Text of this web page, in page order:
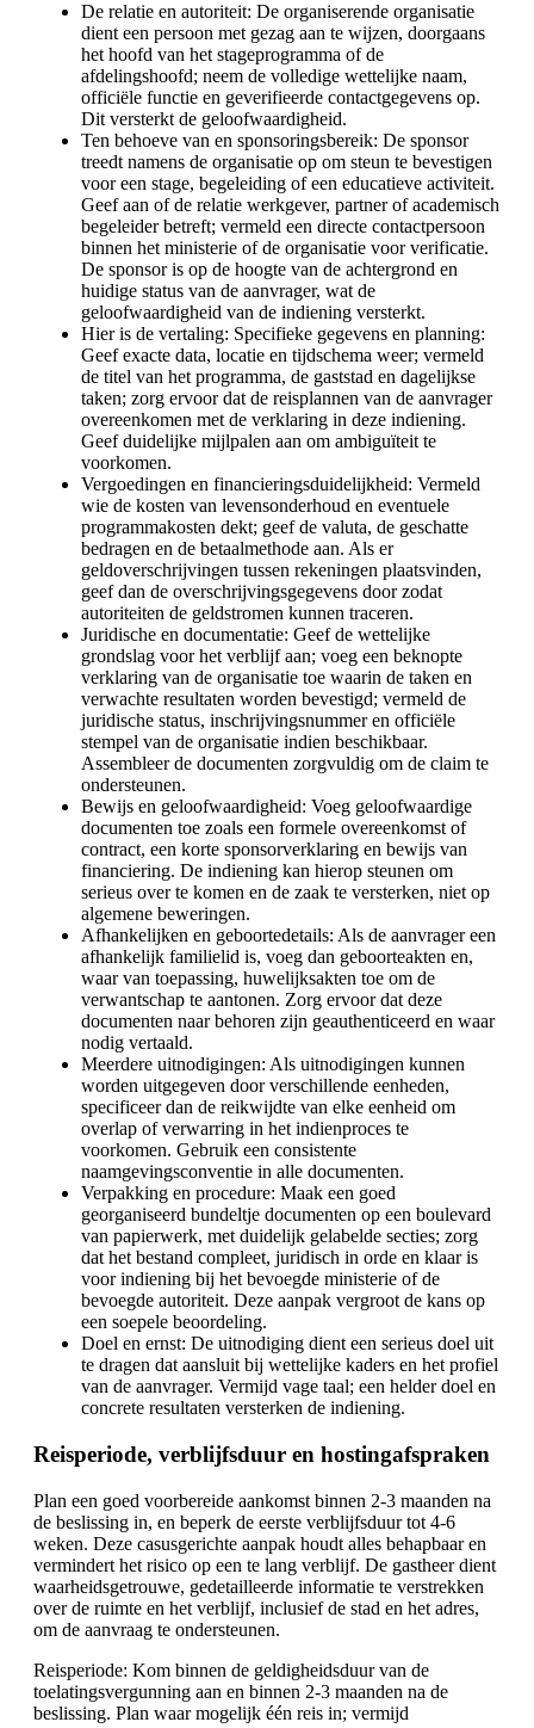
De relatie en autoriteit: De organiserende organisatie
dient een persoon met gezag aan te wijzen, doorgaans
het hoofd van het stageprogramma of de
afdelingshoofd; neem de volledige wettelijke naam,
officiële functie en geverifieerde contactgegevens op.
Dit versterkt de geloofwaardigheid.
Ten behoeve van en sponsoringsbereik: De sponsor
treedt namens de organisatie op om steun te bevestigen
voor een stage, begeleiding of een educatieve activiteit.
Geef aan of de relatie werkgever, partner of academisch
begeleider betreft; vermeld een directe contactpersoon
binnen het ministerie of de organisatie voor verificatie.
De sponsor is op de hoogte van de achtergrond en
huidige status van de aanvrager, wat de
geloofwaardigheid van de indiening versterkt.
Hier is de vertaling: Specifieke gegevens en planning:
Geef exacte data, locatie en tijdschema weer; vermeld
de titel van het programma, de gaststad en dagelijkse
taken; zorg ervoor dat de reisplannen van de aanvrager
overeenkomen met de verklaring in deze indiening.
Geef duidelijke mijlpalen aan om ambiguïteit te
voorkomen.
Vergoedingen en financieringsduidelijkheid: Vermeld
wie de kosten van levensonderhoud en eventuele
programmakosten dekt; geef de valuta, de geschatte
bedragen en de betaalmethode aan. Als er
geldoverschrijvingen tussen rekeningen plaatsvinden,
geef dan de overschrijvingsgegevens door zodat
autoriteiten de geldstromen kunnen traceren.
Juridische en documentatie: Geef de wettelijke
grondslag voor het verblijf aan; voeg een beknopte
verklaring van de organisatie toe waarin de taken en
verwachte resultaten worden bevestigd; vermeld de
juridische status, inschrijvingsnummer en officiële
stempel van de organisatie indien beschikbaar.
Assembleer de documenten zorgvuldig om de claim te
ondersteunen.
Bewijs en geloofwaardigheid: Voeg geloofwaardige
documenten toe zoals een formele overeenkomst of
contract, een korte sponsorverklaring en bewijs van
financiering. De indiening kan hierop steunen om
serieus over te komen en de zaak te versterken, niet op
algemene beweringen.
Afhankelijken en geboortedetails: Als de aanvrager een
afhankelijk familielid is, voeg dan geboorteakten en,
waar van toepassing, huwelijksakten toe om de
verwantschap te aantonen. Zorg ervoor dat deze
documenten naar behoren zijn geauthenticeerd en waar
nodig vertaald.
Meerdere uitnodigingen: Als uitnodigingen kunnen
worden uitgegeven door verschillende eenheden,
specificeer dan de reikwijdte van elke eenheid om
overlap of verwarring in het indienproces te
voorkomen. Gebruik een consistente
naamgevingsconventie in alle documenten.
Verpakking en procedure: Maak een goed
georganiseerd bundeltje documenten op een boulevard
van papierwerk, met duidelijk gelabelde secties; zorg
dat het bestand compleet, juridisch in orde en klaar is
voor indiening bij het bevoegde ministerie of de
bevoegde autoriteit. Deze aanpak vergroot de kans op
een soepele beoordeling.
Doel en ernst: De uitnodiging dient een serieus doel uit
te dragen dat aansluit bij wettelijke kaders en het profiel
van de aanvrager. Vermijd vage taal; een helder doel en
concrete resultaten versterken de indiening.
Reisperiode, verblijfsduur en hostingafspraken
Plan een goed voorbereide aankomst binnen 2-3 maanden na
de beslissing in, en beperk de eerste verblijfsduur tot 4-6
weken. Deze casusgerichte aanpak houdt alles behapbaar en
vermindert het risico op een te lang verblijf. De gastheer dient
waarheidsgetrouwe, gedetailleerde informatie te verstrekken
over de ruimte en het verblijf, inclusief de stad en het adres,
om de aanvraag te ondersteunen.
Reisperiode: Kom binnen de geldigheidsduur van de
toelatingsvergunning aan en binnen 2-3 maanden na de
beslissing. Plan waar mogelijk één reis in; vermijd